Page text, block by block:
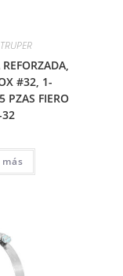
#32, 1-
PZAS FIERO
32